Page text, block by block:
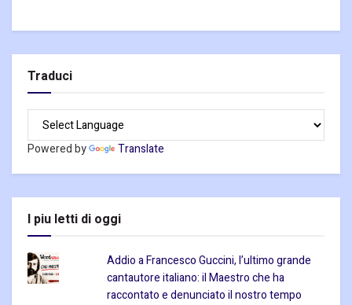
Traduci
Powered by Translate
I piu letti di oggi
Addio a Francesco Guccini, l’ultimo grande
cantautore italiano: il Maestro che ha
raccontato e denunciato il nostro tempo